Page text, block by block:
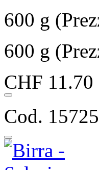
600 g
600 g
CHF 11.70
Cod. 15725